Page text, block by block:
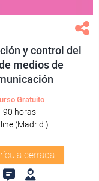
y control del
medios de
Gratuito
90 horas
(Madrid )
cerrada